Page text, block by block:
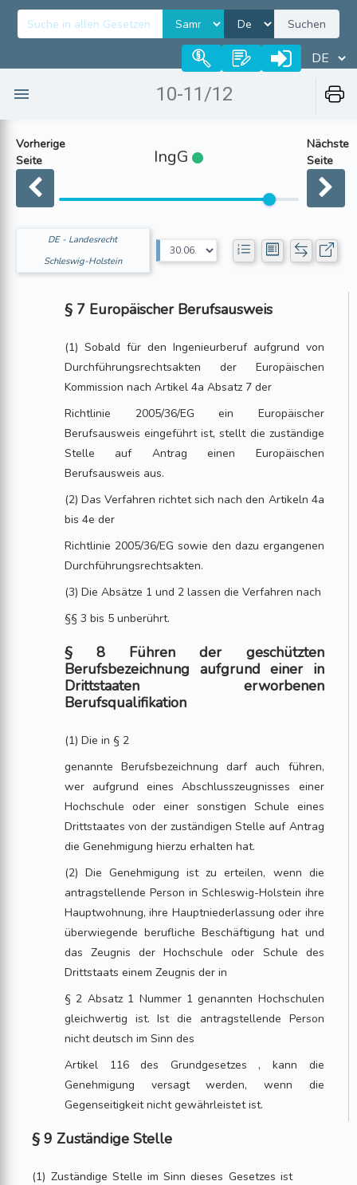
Suchen
10-11/12
Vorherige
Seite
IngG
Nächste
Seite
DE - Landesrecht
Schleswig-Holstein
§ 7 Europäischer Berufsausweis
(1) Sobald für den Ingenieurberuf aufgrund von
Durchführungsrechtsakten der Europäischen
Kommission nach Artikel 4a Absatz 7 der
Richtlinie 2005/36/EG ein Europäischer
Berufsausweis eingeführt ist, stellt die zuständige
Stelle auf Antrag einen Europäischen
Berufsausweis aus.
(2) Das Verfahren richtet sich nach den Artikeln 4a
bis 4e der
Richtlinie 2005/36/EG sowie den dazu ergangenen
Durchführungsrechtsakten.
(3) Die Absätze 1 und 2 lassen die Verfahren nach
§§ 3 bis 5 unberührt.
§ 8 Führen der geschützten
Berufsbezeichnung aufgrund einer in
Drittstaaten erworbenen
Berufsqualifikation
(1) Die in § 2
genannte Berufsbezeichnung darf auch führen,
wer aufgrund eines Abschlusszeugnisses einer
Hochschule oder einer sonstigen Schule eines
Drittstaates von der zuständigen Stelle auf Antrag
die Genehmigung hierzu erhalten hat.
(2) Die Genehmigung ist zu erteilen, wenn die
antragstellende Person in Schleswig-Holstein ihre
Hauptwohnung, ihre Hauptniederlassung oder ihre
überwiegende berufliche Beschäftigung hat und
das Zeugnis der Hochschule oder Schule des
Drittstaats einem Zeugnis der in
§ 2 Absatz 1 Nummer 1 genannten Hochschulen
gleichwertig ist. Ist die antragstellende Person
nicht deutsch im Sinn des
Artikel 116 des Grundgesetzes , kann die
Genehmigung versagt werden, wenn die
Gegenseitigkeit nicht gewährleistet ist.
§ 9 Zuständige Stelle
(1) Zuständige Stelle im Sinn dieses Gesetzes ist